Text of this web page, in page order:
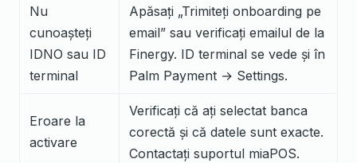
Nu
cunoașteți
IDNO sau ID
terminal
Apăsați „Trimiteți onboarding pe
email” sau verificați emailul de la
Finergy. ID terminal se vede și în
Palm Payment → Settings.
Eroare la
activare
Verificați că ați selectat banca
corectă și că datele sunt exacte.
Contactați suportul miaPOS.